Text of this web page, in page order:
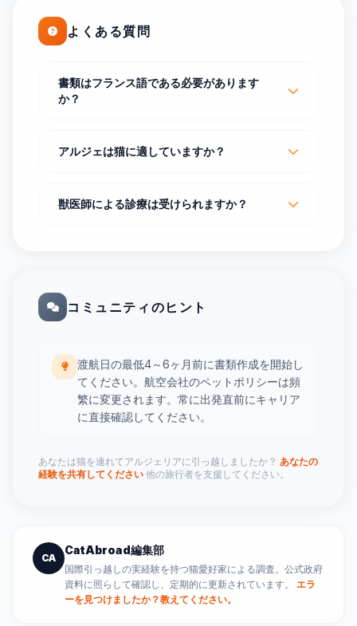
よくある質問
書類はフランス語である必要があります
か？
アルジェは猫に適していますか？
獣医師による診療は受けられますか？
コミュニティのヒント
渡航日の最低4～6ヶ月前に書類作成を開始し
てください。航空会社のペットポリシーは頻
繁に変更されます。常に出発直前にキャリア
に直接確認してください。
あなたは猫を連れてアルジェリアに引っ越しましたか？ あなたの
経験を共有してください 他の旅行者を支援してください。
CA
CatAbroad編集部
国際引っ越しの実経験を持つ猫愛好家による調査。公式政府
資料に照らして確認し、定期的に更新されています。 エラ
ーを見つけましたか？教えてください。